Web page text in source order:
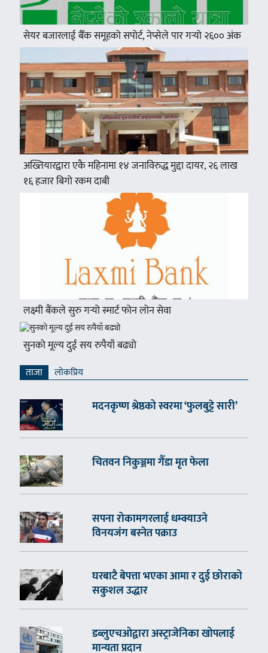
सेयर बजारलाई बैँक समूहको सपोर्ट, नेप्सेले पार गर्‍यो २६०० अंक
अख्तियारद्वारा एकै महिनामा १४ जनाविरुद्ध मुद्दा दायर, २६ लाख
१६ हजार बिगो रकम दाबी
लक्ष्मी बैंकले सुरु गर्‍यो स्मार्ट फोन लोन सेवा
सुनको मूल्य दुई सय रुपैयाँ बढ्यो
ताजा लाेकप्रिय
मदनकृष्ण श्रेष्ठको स्वरमा ‘फुलबुट्टे सारी’
चितवन निकुञ्जमा गैँडा मृत फेला
सपना रोकामगरलाई धम्क्याउने
विनयजंग बस्नेत पक्राउ
घरबाटै बेपत्ता भएका आमा र दुई छोराको
सकुशल उद्धार
डब्लुएचओद्वारा अस्ट्राजेनिका खोपलाई
मान्यता प्रदान